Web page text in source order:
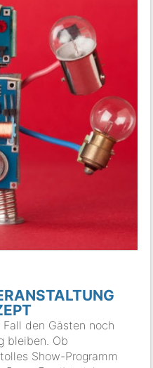
den Gästen noch
bleiben. Ob
Show-Programm